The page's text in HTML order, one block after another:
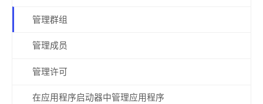
管理群组
管理成员
管理许可
在应用程序启动器中管理应用程序